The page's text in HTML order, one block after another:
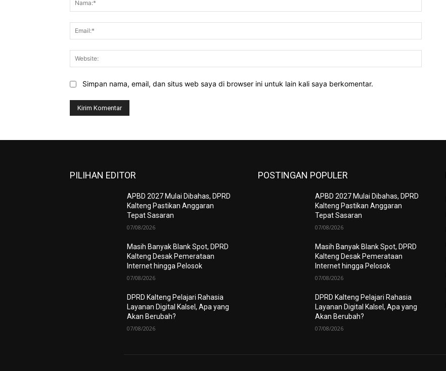
Simpan nama, email, dan situs web saya di browser ini untuk lain kali saya berkomentar.
PILIHAN EDITOR
APBD 2027 Mulai Dibahas, DPRD
Kalteng Pastikan Anggaran
Tepat Sasaran
07/08/2026
Masih Banyak Blank Spot, DPRD
Kalteng Desak Pemerataan
Internet hingga Pelosok
07/08/2026
DPRD Kalteng Pelajari Rahasia
Layanan Digital Kalsel, Apa yang
Akan Berubah?
07/08/2026
POSTINGAN POPULER
APBD 2027 Mulai Dibahas, DPRD
Kalteng Pastikan Anggaran
Tepat Sasaran
07/08/2026
Masih Banyak Blank Spot, DPRD
Kalteng Desak Pemerataan
Internet hingga Pelosok
07/08/2026
DPRD Kalteng Pelajari Rahasia
Layanan Digital Kalsel, Apa yang
Akan Berubah?
07/08/2026